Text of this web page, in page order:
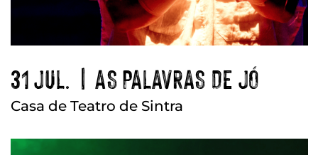
31 JUL. | AS PALAVRAS DE JÓ
Casa de Teatro de Sintra